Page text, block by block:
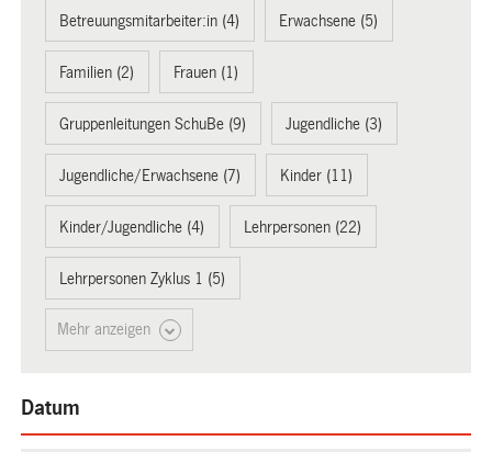
Betreuungsmitarbeiter:in (4) Erwachsene (5)
Familien (2) Frauen (1)
Gruppenleitungen SchuBe (9) Jugendliche (3)
Jugendliche/Erwachsene (7) Kinder (11)
Kinder/Jugendliche (4) Lehrpersonen (22)
Lehrpersonen Zyklus 1 (5)
Mehr anzeigen
Datum